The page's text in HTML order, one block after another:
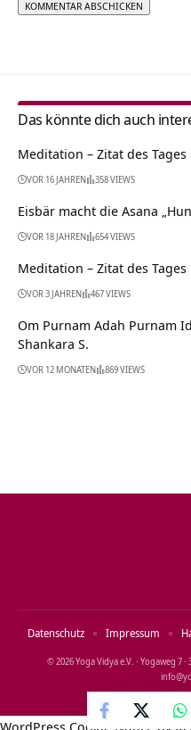
Das könnte dich auch
Meditation – Zitat des Tages
VOR 16 JAHREN 358 VIEWS
Eisbär macht die Asana
VOR 18 JAHREN 654 VIEWS
Meditation – Zitat des Tages
VOR 3 JAHREN 467 VIEWS
Om Purnam Adah Purnam
Shankara S.
VOR 12 MONATEN 869 VIEWS
© 2026 Yoga Vidya e.V. · Yogaweg 7 ·
Datenschutz Impressum
WordPress Cookie Notice by